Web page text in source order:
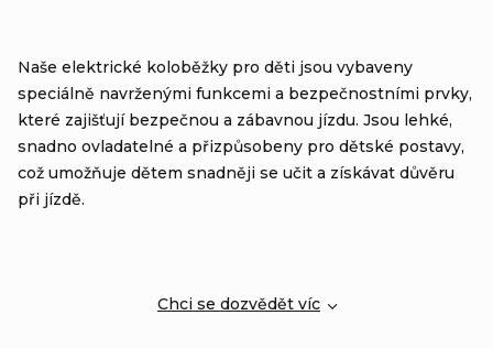
c
í
p
r
y
Naše elektrické koloběžky pro děti jsou vybaveny
speciálně navrženými funkcemi a bezpečnostními prvky,
které zajišťují bezpečnou a zábavnou jízdu. Jsou lehké,
snadno ovladatelné a přizpůsobeny pro dětské postavy,
což umožňuje dětem snadněji se učit a získávat důvěru
při jízdě.
Chci se dozvědět víc